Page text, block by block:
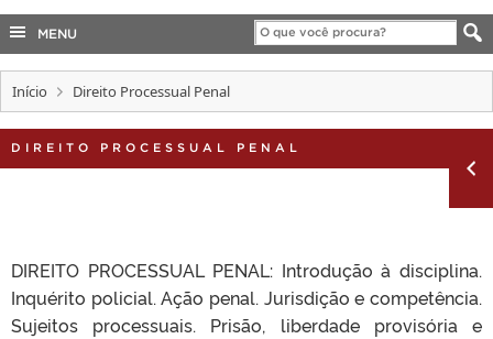
COBALTO
INTERNACIONAL
MENU
Início Direito Processual Penal
DIREITO PROCESSUAL PENAL
DIREITO PROCESSUAL PENAL: Introdução à disciplina.
Inquérito policial. Ação penal. Jurisdição e competência.
Sujeitos processuais. Prisão, liberdade provisória e